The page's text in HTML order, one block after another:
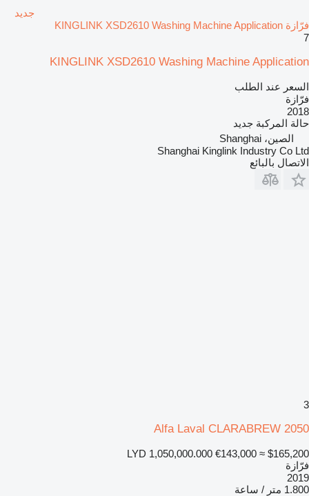
جديد
فرّازة KINGLINK XSD2610 Washing Machine Application
7
KINGLINK XSD2610 Washing Machine Application
السعر عند الطلب
فرّازة
2018
حالة المركبة جديد
الصين، Shanghai
Shanghai Kinglink Industry Co Ltd
الاتصال بالبائع
3
Alfa Laval CLARABREW 2050
LYD 1,050,000.000 €143,000 ≈ $165,200
فرّازة
2019
1.800 متر / ساعة